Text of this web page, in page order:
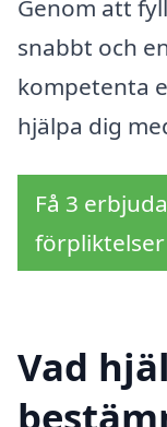
Genom att
snabbt och
kompetenta
hjälpa dig
Få 3
förpliktelser
Vad